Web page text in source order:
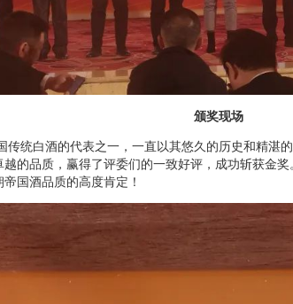
颁奖现场
白酒的代表之一，一直以其悠久的历史和精湛
的品质，赢得了评委们的一致好评，成功斩获金奖
国酒品质的高度肯定！